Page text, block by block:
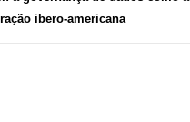
ibero-americana